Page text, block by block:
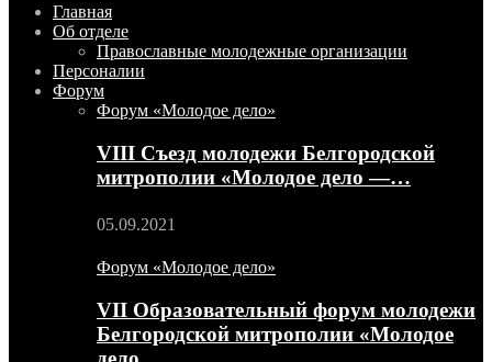
Главная
Об отделе
Православные молодежные организации
Персоналии
Форум
Форум «Молодое дело»
VIII Съезд молодежи Белгородской
митрополии «Молодое дело —…
05.09.2021
Форум «Молодое дело»
VII Образовательный форум молодежи
Белгородской митрополии «Молодое